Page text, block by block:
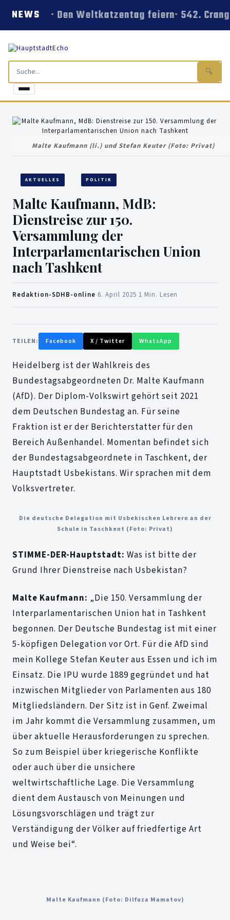
NEWS Den Weltkatzentag feiern 542.
🔍
Malte Kaufmann (li.) und Stefan Keuter (Foto: Privat)
AKTUELLES POLITIK
Malte Kaufmann, MdB:
Dienstreise zur 150.
Versammlung der
Interparlamentarischen Union
nach Tashkent
Redaktion-SDHB-online 6. April 2025 1 Min. Lesen
TEILEN: Facebook X / Twitter WhatsApp
Heidelberg ist der Wahlkreis des
Bundestagsabgeordneten Dr. Malte Kaufmann
(AfD). Der Diplom-Volkswirt gehört seit 2021
dem Deutschen Bundestag an. Für seine
Fraktion ist er der Berichterstatter für den
Bereich Außenhandel. Momentan befindet sich
der Bundestagsabgeordnete in Taschkent, der
Hauptstadt Usbekistans. Wir sprachen mit dem
Volksvertreter.
Die deutsche Delegation mit Usbekischen Lehrern an der
Schule in Taschkent (Foto: Privat)
STIMME-DER-Hauptstadt: Was ist bitte der
Grund Ihrer Dienstreise nach Usbekistan?
Malte Kaufmann: „Die 150. Versammlung der
Interparlamentarischen Union hat in Tashkent
begonnen. Der Deutsche Bundestag ist mit einer
5-köpfigen Delegation vor Ort. Für die AfD sind
mein Kollege Stefan Keuter aus Essen und ich im
Einsatz. Die IPU wurde 1889 gegründet und hat
inzwischen Mitglieder von Parlamenten aus 180
Mitgliedsländern. Der Sitz ist in Genf. Zweimal
im Jahr kommt die Versammlung zusammen, um
über aktuelle Herausforderungen zu sprechen.
So zum Beispiel über kriegerische Konflikte
oder auch über die unsichere
weltwirtschaftliche Lage. Die Versammlung
dient dem Austausch von Meinungen und
Lösungsvorschlägen und trägt zur
Verständigung der Völker auf friedfertige Art
und Weise bei“.
Malte Kaufmann (Foto: Dilfuza Mamatov)